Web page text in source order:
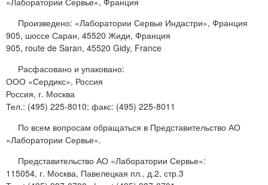
Произведено: «Лаборатории Сервье Индастри», Франция
905, шоссе Саран, 45520 Жиди, Франция
905, route de Saran, 45520 Gidy, France
Расфасовано и упаковано:
ООО «Сердикс», Россия
Россия, г. Москва
Тел.: (495) 225-8010; факс: (495) 225-8011
По всем вопросам обращаться в Представительство АО
«Лаборатории Сервье».
Представительство АО «Лаборатории Сервье»:
115054, г. Москва, Павелецкая пл., д.2, стр.3